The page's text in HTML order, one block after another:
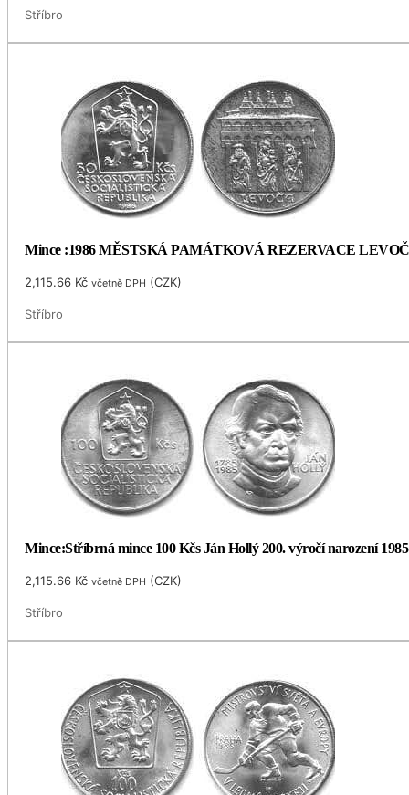
Stříbro
Mince :1986 MĚSTSKÁ PAMÁTKOVÁ REZERVACE
2,115.66 Kč včetně DPH (CZK)
Stříbro
Mince:Stříbrná mince 100 Kčs Ján Hollý 200. výročí narození 1985
2,115.66 Kč včetně DPH (CZK)
Stříbro